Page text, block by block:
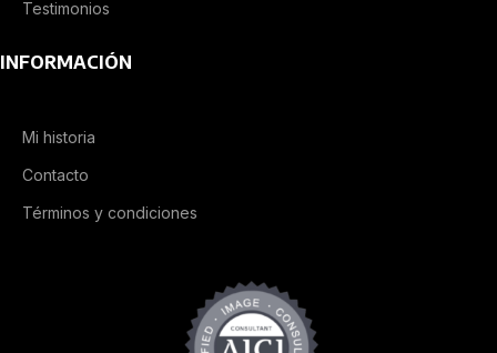
Testimonios
INFORMACIÓN
Mi historia
Contacto
Términos y condiciones